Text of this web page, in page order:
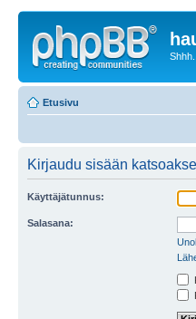
Etusivu
Kirjaudu sisään
Käyttäjätunnus:
Salasana: